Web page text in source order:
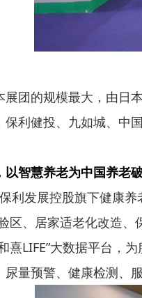
团的规模最大，由日
保利健投、九如城、中
智慧养老为中国养老
利发展控股旗下健康
区、居家适老化改造
熹LIFE”大数据平台，
量预警、健康检测、